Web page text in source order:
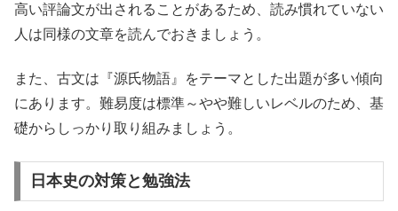
高い評論文が出されることがあるため、読み慣れていない
人は同様の文章を読んでおきましょう。
また、古文は『源氏物語』をテーマとした出題が多い傾向
にあります。難易度は標準～やや難しいレベルのため、基
礎からしっかり取り組みましょう。
日本史の対策と勉強法